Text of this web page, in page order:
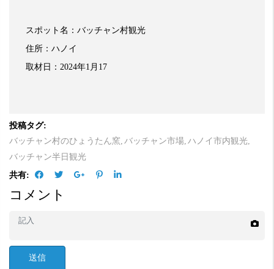
スポット名：バッチャン村観光
住所：ハノイ
取材日： 2024年1 月 17
投稿タグ:
バッチャン村のひょうたん窯, バッチャン市場, ハノイ市内観光,
バッチャン半日観光
共有:
コメント
送信